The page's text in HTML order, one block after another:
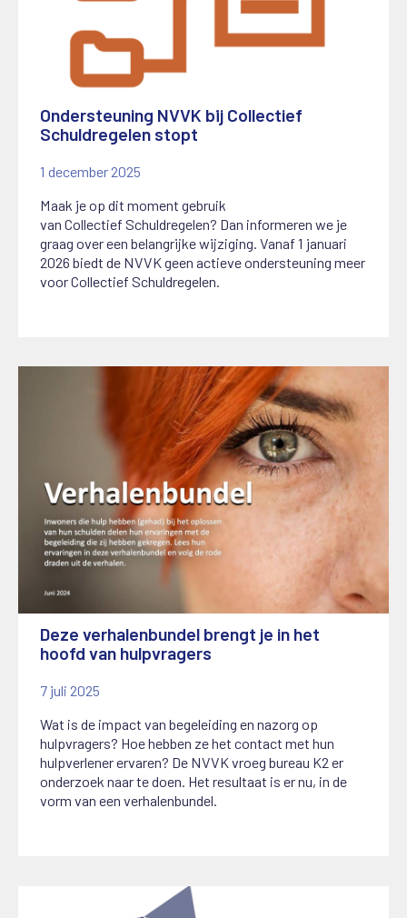
Ondersteuning NVVK bij Collectief
Schuldregelen stopt
1 december 2025
Maak je op dit moment gebruik
vanCollectiefSchuldregelen? Dan informeren we je
graag over een belangrijke wijziging. Vanaf 1 januari
2026 biedt de NVVK geen actieve ondersteuning meer
voor Collectief Schuldregelen.
Deze verhalenbundel brengt je in het
hoofd van hulpvragers
7 juli 2025
Wat is de impact van begeleiding en nazorg op
hulpvragers? Hoe hebben ze het contact met hun
hulpverlener ervaren? De NVVK vroeg bureau K2 er
onderzoek naar te doen. Het resultaat is er nu, in de
vorm van een verhalenbundel.